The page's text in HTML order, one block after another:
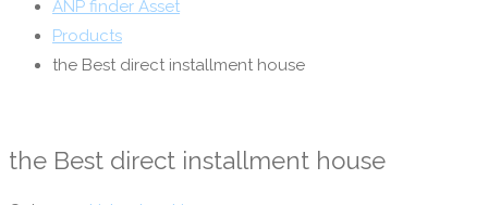
ANP finder Asset
Products
the Best direct installment house
the Best direct installment house